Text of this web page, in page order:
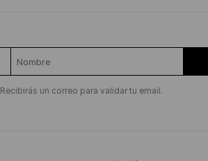
Recibirás un correo para validar tu email.